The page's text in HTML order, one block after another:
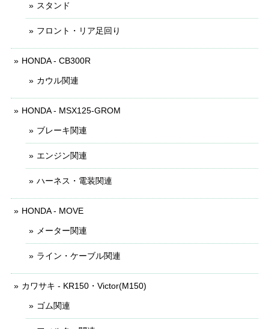
スタンド
フロント・リア足回り
HONDA - CB300R
カウル関連
HONDA - MSX125-GROM
ブレーキ関連
エンジン関連
ハーネス・電装関連
HONDA - MOVE
メーター関連
ライン・ケーブル関連
カワサキ - KR150・Victor(M150)
ゴム関連